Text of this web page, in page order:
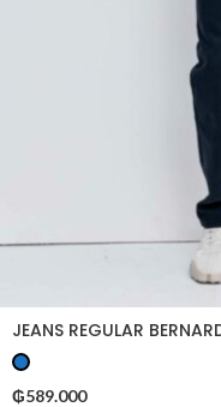
JEANS REGULAR
₲589.000